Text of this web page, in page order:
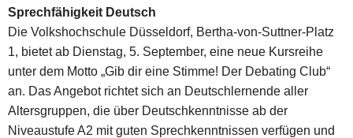
Sprechfähigkeit Deutsch
Die Volkshochschule Düsseldorf, Bertha-von-Suttner-Platz
1, bietet ab Dienstag, 5. September, eine neue Kursreihe
unter dem Motto „Gib dir eine Stimme! Der Debating Club“
an. Das Angebot richtet sich an Deutschlernende aller
Altersgruppen, die über Deutschkenntnisse ab der
Niveaustufe A2 mit guten Sprechkenntnissen verfügen und